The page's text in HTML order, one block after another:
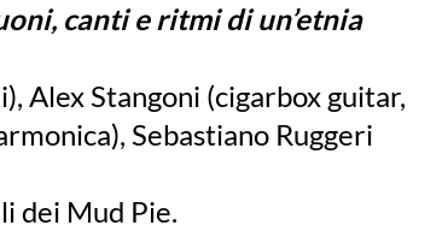
canti e ritmi di un’etnia
Alex Stangoni (cigarbox guitar,
Sebastiano Ruggeri
dei Mud Pie.